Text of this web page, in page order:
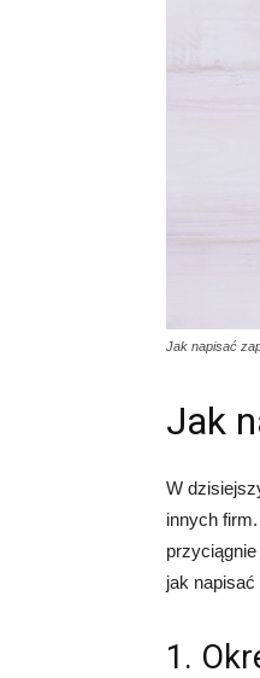
Jak napisać
Jak
W
innych
jak
1.